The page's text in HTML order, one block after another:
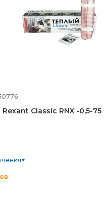
Classic RNX -0,5-75